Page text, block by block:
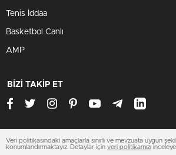
Tenis İddaa
Basketbol Canlı
AMP
BİZİ TAKİP ET
ankarasondakika.xyz
Veri politikasındaki amaçlarla sınırlı ve mevzuata uygun
konumlandırmaktayız. Detaylar için veri politikamızı